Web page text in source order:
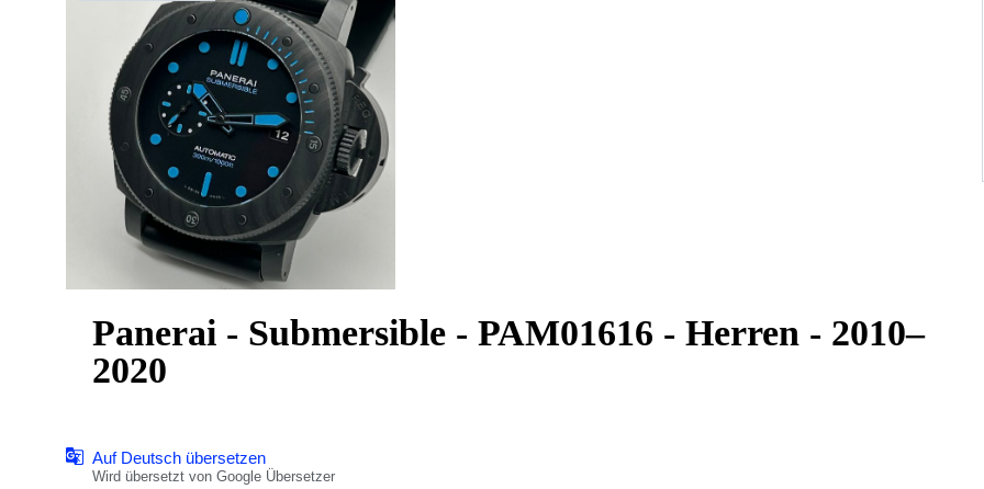
Panerai - Submersible - PAM01616 - Herren - 2010–
2020
Auf Deutsch übersetzen
Wird übersetzt von Google Übersetzer